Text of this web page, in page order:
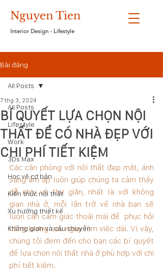
Nguyen Tien
Interior Design - Lifestyle
Bài đăng
All Posts
Lifestyle
Work
3Ds Max
Học vẽ cơ bản
Kiến thức nội thất
Xu hướng thiết kế
Không gian và câu chuyện
All Posts
BÍ QUYẾT LỰA CHỌN NỘI
THẤT ĐỂ CÓ NHÀ ĐẸP VỚI
CHI PHÍ TIẾT KIỆM
7 thg 3, 2024
Các căn phòng với nội thất đẹp mắt, ánh
sáng ấm áp luôn giúp chúng ta cảm thấy
dễ chịu và thư giãn, nhất là với không
gian nhà ở, mỗi lần trở về nhà bạn sẽ
luôn cần cảm giác thoải mái để  phục hồi
năng lượng sau ngày làm việc dài. Vì vậy,
chúng tôi đem đến cho bạn các bí quyết
để lựa chọn nội thất nhà ở phù hợp với chi
phí tiết kiệm.